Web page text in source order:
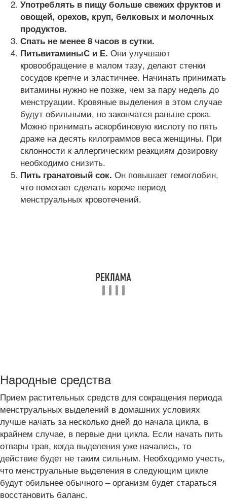
Употреблять в пищу больше свежих фруктов и
овощей, орехов, круп, белковых и молочных
продуктов.
Спать не менее 8 часов в сутки.
ПитьвитаминыС и Е. Они улучшают
кровообращение в малом тазу, делают стенки
сосудов крепче и эластичнее. Начинать принимать
витамины нужно не позже, чем за пару недель до
менструации. Кровяные выделения в этом случае
будут обильными, но закончатся раньше срока.
Можно принимать аскорбиновую кислоту по пять
драже на десять килограммов веса женщины. При
склонности к аллергическим реакциям дозировку
необходимо снизить.
Пить гранатовый сок. Он повышает гемоглобин,
что помогает сделать короче период
менструальных кровотечений.
Народные средства
Прием растительных средств для сокращения периода
менструальных выделений в домашних условиях
лучше начать за несколько дней до начала цикла, в
крайнем случае, в первые дни цикла. Если начать пить
отвары трав, когда выделения уже начались, то
действие будет не таким сильным. Необходимо учесть,
что менструальные выделения в следующим цикле
будут обильнее обычного – организм будет стараться
восстановить баланс.